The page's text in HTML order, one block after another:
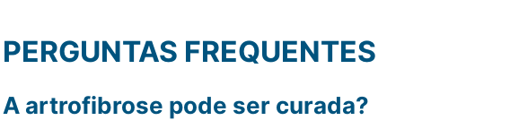
PERGUNTAS FREQUENTES
A artrofibrose pode ser curada?